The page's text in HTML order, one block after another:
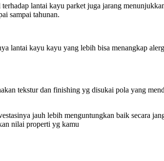
lantai kayu parket juga jarang
sampai tahunan.
lantai kayu kayu yang lebih bisa menangkap
tekstur dan finishing yg disukai pola yang
jauh lebih menguntungkan baik secara
nilai properti yg kamu